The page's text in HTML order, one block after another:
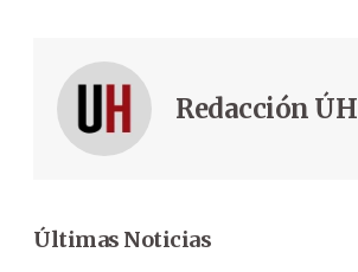
Redacción ÚH
Últimas Noticias